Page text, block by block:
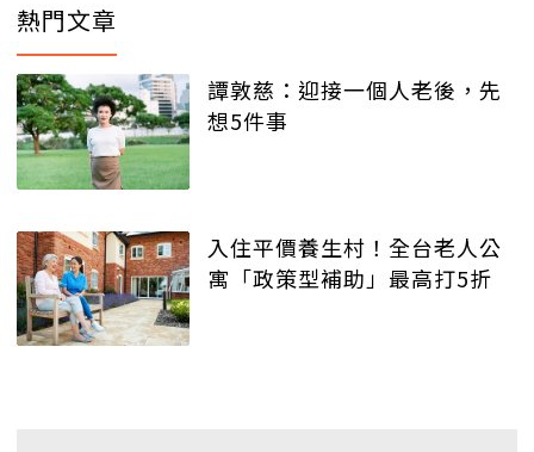
熱門文章
譚敦慈：迎接一個人老後，先
想5件事
入住平價養生村！全台老人公
寓「政策型補助」最高打5折